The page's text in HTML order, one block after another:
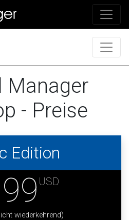
Manager
- Preise
Edition
USD
wiederkehrend)